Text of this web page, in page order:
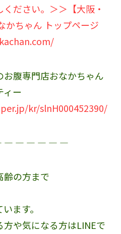
ださい。＞＞【大阪・
かちゃん トップページ
腹専門店おなかちゃん
ィー
kr/slnH000452390/
― ― ― ― ― ―
齢の方まで
ます。
や気になる方はLINEで